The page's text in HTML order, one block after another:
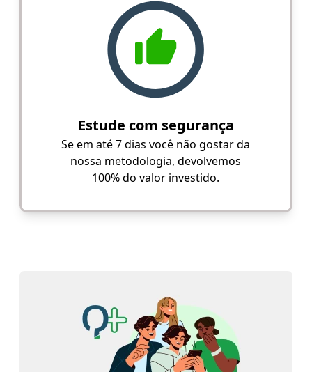
Estude com segurança
Se em até 7 dias você não gostar da
nossa metodologia, devolvemos
100% do valor investido.